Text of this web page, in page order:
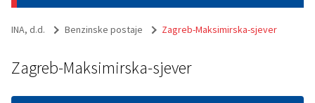
INA, d.d. Benzinske postaje Zagreb-Maksimirska-sjever
Zagreb-Maksimirska-sjever